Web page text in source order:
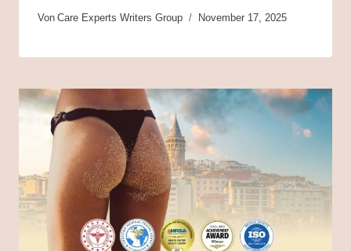
Von Care Experts Writers Group November 17, 2025